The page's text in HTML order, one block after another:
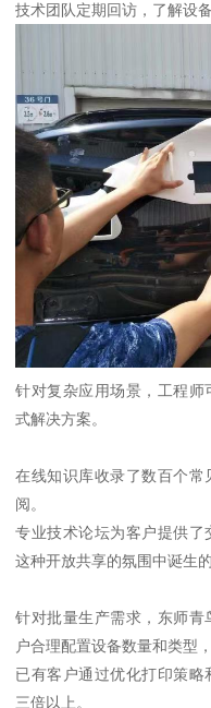
技术团队定期回访，了解设
针对复杂应用场景，工程
式解决方案。
在线知识库收录了数百个
阅。
专业技术论坛为客户提供
这种开放共享的氛围中诞生的
针对批量生产需求，东师
户合理配置设备数量和类型
已有客户通过优化打印策
三倍以上。